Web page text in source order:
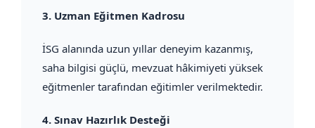
3. Uzman Eğitmen Kadrosu
İSG alanında uzun yıllar deneyim kazanmış,
saha bilgisi güçlü, mevzuat hâkimiyeti yüksek
eğitmenler tarafından eğitimler verilmektedir.
4. Sınav Hazırlık Desteği